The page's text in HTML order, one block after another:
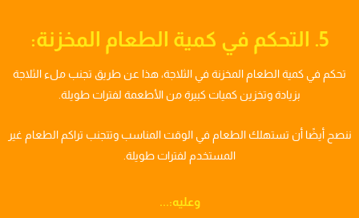
5. التحكم في كمية الطعام المخزنة:
تحكم في كمية الطعام المخزنة في الثلاجة، هذا عن طريق تجنب ملء الثلاجة
بزيادة وتخزين كميات كبيرة من الأطعمة لفترات طويلة.
ننصح أيضًا أن تستهلك الطعام في الوقت المناسب وتتجنب تراكم الطعام غير
المستخدم لفترات طويلة.
وعليه:...